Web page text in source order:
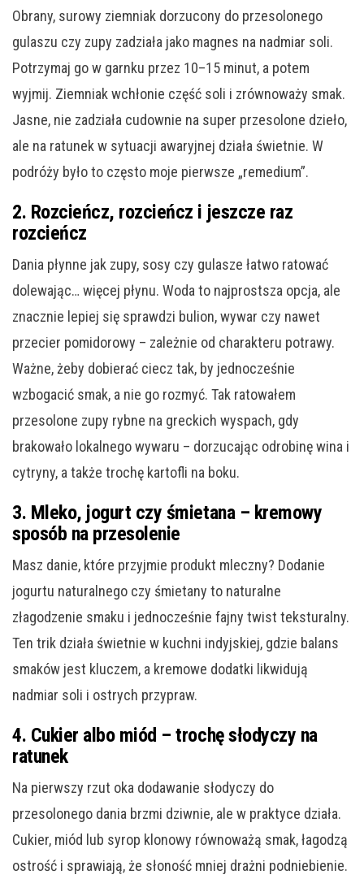
Obrany, surowy ziemniak dorzucony do przesolonego
gulaszu czy zupy zadziała jako magnes na nadmiar soli.
Potrzymaj go w garnku przez 10–15 minut, a potem
wyjmij. Ziemniak wchłonie część soli i zrównoważy smak.
Jasne, nie zadziała cudownie na super przesolone dzieło,
ale na ratunek w sytuacji awaryjnej działa świetnie. W
podróży było to często moje pierwsze „remedium”.
2. Rozcieńcz, rozcieńcz i jeszcze raz
rozcieńcz
Dania płynne jak zupy, sosy czy gulasze łatwo ratować
dolewając… więcej płynu. Woda to najprostsza opcja, ale
znacznie lepiej się sprawdzi bulion, wywar czy nawet
przecier pomidorowy – zależnie od charakteru potrawy.
Ważne, żeby dobierać ciecz tak, by jednocześnie
wzbogacić smak, a nie go rozmyć. Tak ratowałem
przesolone zupy rybne na greckich wyspach, gdy
brakowało lokalnego wywaru – dorzucając odrobinę wina i
cytryny, a także trochę kartofli na boku.
3. Mleko, jogurt czy śmietana – kremowy
sposób na przesolenie
Masz danie, które przyjmie produkt mleczny? Dodanie
jogurtu naturalnego czy śmietany to naturalne
złagodzenie smaku i jednocześnie fajny twist teksturalny.
Ten trik działa świetnie w kuchni indyjskiej, gdzie balans
smaków jest kluczem, a kremowe dodatki likwidują
nadmiar soli i ostrych przypraw.
4. Cukier albo miód – trochę słodyczy na
ratunek
Na pierwszy rzut oka dodawanie słodyczy do
przesolonego dania brzmi dziwnie, ale w praktyce działa.
Cukier, miód lub syrop klonowy równoważą smak, łagodzą
ostrość i sprawiają, że słoność mniej drażni podniebienie.